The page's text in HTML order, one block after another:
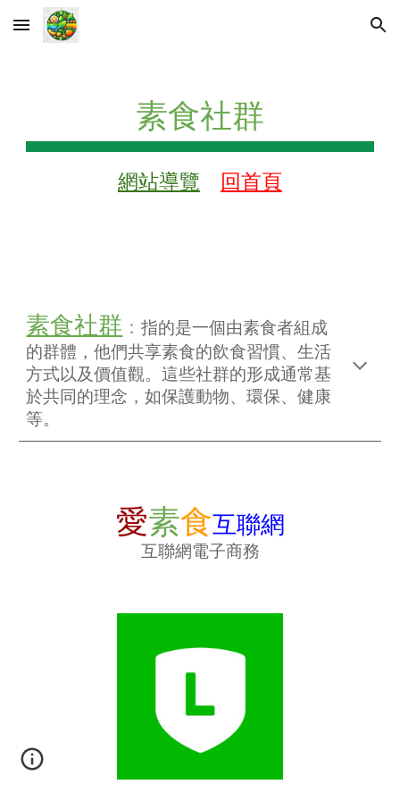
Skip to main content Skip to navigation
素食社群
網站導覽 回首頁
素食社群 ：指的是一個由素食者組成
的群體，他們共享素食的飲食習慣、生活
方式以及價值觀。這些社群的形成通常基
於共同的理念，如保護動物、環保、健康
等。
愛素食互聯網
互聯網電子商務